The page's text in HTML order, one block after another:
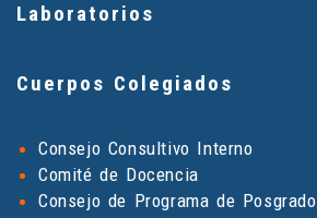
Laboratorios
Cuerpos Colegiados
Consejo Consultivo Interno
Comité de Docencia
Consejo de Programa de Posgrado